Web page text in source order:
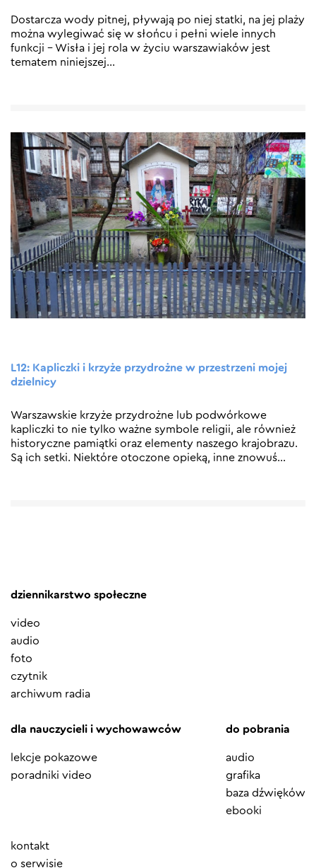
Dostarcza wody pitnej, pływają po niej statki, na jej plaży
można wylegiwać się w słońcu i pełni wiele innych
funkcji – Wisła i jej rola w życiu warszawiaków jest
tematem niniejszej…
L12: Kapliczki i krzyże przydrożne w przestrzeni mojej
dzielnicy
Warszawskie krzyże przydrożne lub podwórkowe
kapliczki to nie tylko ważne symbole religii, ale również
historyczne pamiątki oraz elementy naszego krajobrazu.
Są ich setki. Niektóre otoczone opieką, inne znowuś…
dziennikarstwo społeczne
video
audio
foto
czytnik
archiwum radia
dla nauczycieli i wychowawców
lekcje pokazowe
poradniki video
do pobrania
audio
grafika
baza dźwięków
ebooki
Element
menu
kontakt
o serwisie